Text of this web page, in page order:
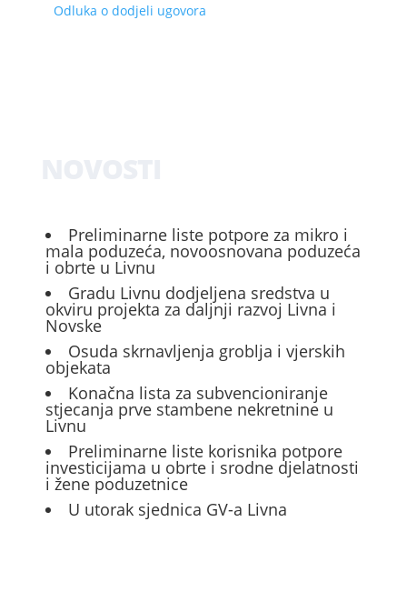
Odluka o dodjeli ugovora
Preliminarne liste potpore za mikro i
mala poduzeća, novoosnovana poduzeća
i obrte u Livnu
Gradu Livnu dodjeljena sredstva u
okviru projekta za daljnji razvoj Livna i
Novske
Osuda skrnavljenja groblja i vjerskih
objekata
Konačna lista za subvencioniranje
stjecanja prve stambene nekretnine u
Livnu
Preliminarne liste korisnika potpore
investicijama u obrte i srodne djelatnosti
i žene poduzetnice
U utorak sjednica GV-a Livna